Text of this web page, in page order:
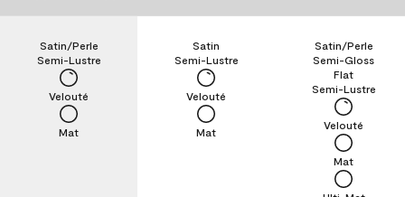
Mat
Velouté
Semi-Lustre
Satin/Perle
Mat
Velouté
Semi-Lustre
Satin
Mat
Velouté
Semi-Lustre
Flat
Semi-Gloss
Satin/Perle